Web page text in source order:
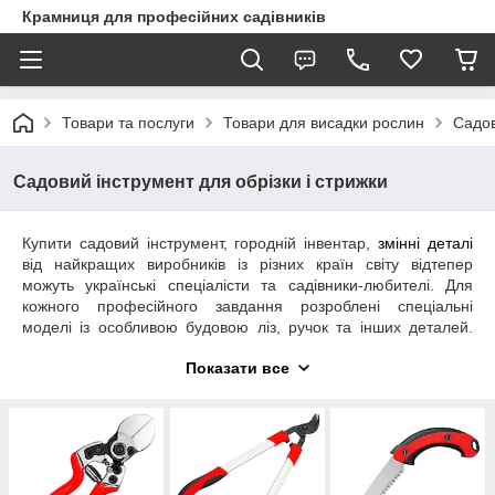
Крамниця для професійних садівників
Товари та послуги Товари для висадки рослин
Садовий інструмент для обрізки і стрижки
Купити садовий інструмент, городній інвентар,змінні деталі
від найкращих виробників із різних країн світу відтепер
можуть українські спеціалісти та садівники-любителі. Для
кожного професійного завдання розроблені спеціальні
моделі із особливою будовою ліз, ручок та інших деталей.
та вимогам майстра, дозволяв виконувати великі обсяги
інструменти для саду і городу, яким можуть ефективно
користуватися люди, що працюють лівою рукою – шульги.
Професійний садовий інструмент повинен відповідати чітким
вимогам щодо товарів даної групи, бути безпечним у
Показати все